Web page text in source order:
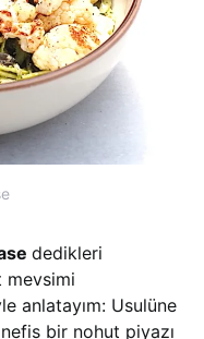
dedikleri
mevsimi
anlatayım: Usulüne
bir nohut piyazı